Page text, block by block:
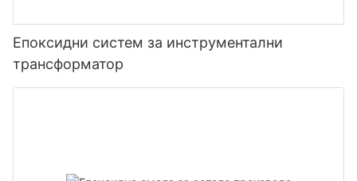
Епоксидни систем за инструментални
трансформатор